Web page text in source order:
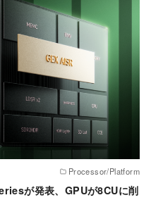
Processor/Platform
が発表、GPUが8CUに削